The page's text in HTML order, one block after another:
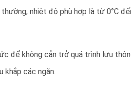
nhiệt độ phù hợp là từ 0°C
để không cản trở quá trình lưu
khắp các ngăn.